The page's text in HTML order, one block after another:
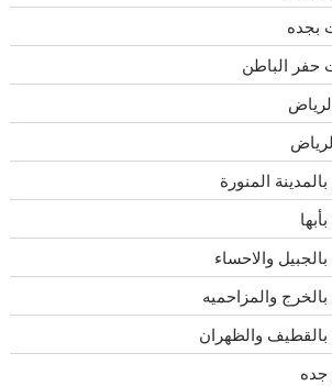
بجده
حفر الباطن
المنورة
والاحساء
والمزاحميه
والظهران
جده